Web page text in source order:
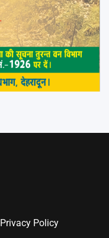
Privacy Policy